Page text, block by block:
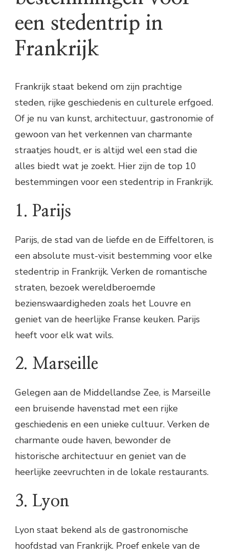
een stedentrip in
Frankrijk
Frankrijk staat bekend om zijn prachtige
steden, rijke geschiedenis en culturele erfgoed.
Of je nu van kunst, architectuur, gastronomie of
gewoon van het verkennen van charmante
straatjes houdt, er is altijd wel een stad die
alles biedt wat je zoekt. Hier zijn de top 10
bestemmingen voor een stedentrip in Frankrijk.
1. Parijs
Parijs, de stad van de liefde en de Eiffeltoren, is
een absolute must-visit bestemming voor elke
stedentrip in Frankrijk. Verken de romantische
straten, bezoek wereldberoemde
bezienswaardigheden zoals het Louvre en
geniet van de heerlijke Franse keuken. Parijs
heeft voor elk wat wils.
2. Marseille
Gelegen aan de Middellandse Zee, is Marseille
een bruisende havenstad met een rijke
geschiedenis en een unieke cultuur. Verken de
charmante oude haven, bewonder de
historische architectuur en geniet van de
heerlijke zeevruchten in de lokale restaurants.
3. Lyon
Lyon staat bekend als de gastronomische
hoofdstad van Frankrijk. Proef enkele van de